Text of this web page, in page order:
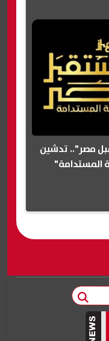
مصر".. تدشين
المستدامة"